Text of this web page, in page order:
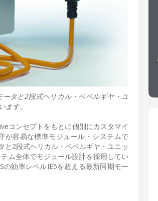
タと2段式ヘリカル・ベベルギヤ・ユ
す。
コンセプトをもとに個別にカスタマイ
が容易な標準モジュール・システムで
2段式ヘリカル・ベベルギヤ・ユニッ
ム全体でモジュール設計を採用してい
の効率レベルIE5を超える最新同期モー